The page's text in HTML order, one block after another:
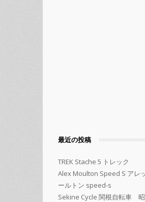
最近の投稿
TREK Stache 5 トレック
Alex Moulton Speed S アレ
ールトン speed-s
Sekine Cycle 関根自転車